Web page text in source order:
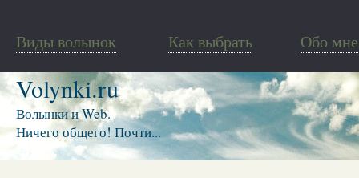
Виды волынок Как выбрать Обо мне
Volynki.ru
Волынки и Web.
Ничего общего! Почти...